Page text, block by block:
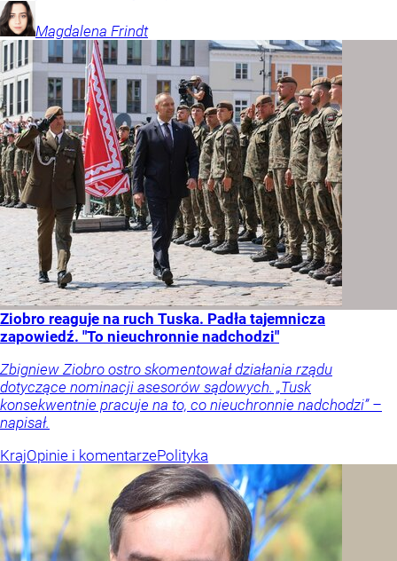
Magdalena Frindt
Ziobro reaguje na ruch Tuska. Padła tajemnicza
zapowiedź. "To nieuchronnie nadchodzi"
Zbigniew Ziobro ostro skomentował działania rządu
dotyczące nominacji asesorów sądowych. „Tusk
konsekwentnie pracuje na to, co nieuchronnie nadchodzi” –
napisał.
KrajOpinie i komentarzePolityka